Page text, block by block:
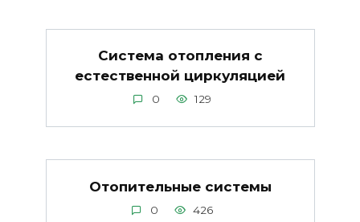
Система отопления с
естественной циркуляцией
0 129
Отопительные системы
0 426